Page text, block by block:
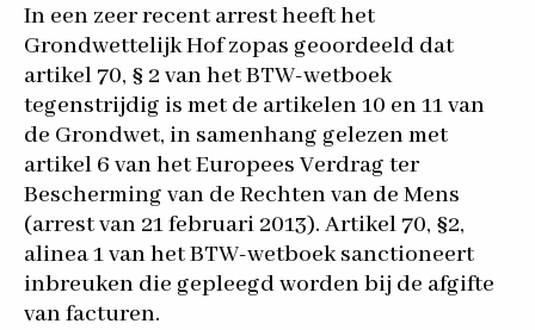
In een zeer recent arrest heeft het
Grondwettelijk Hof zopas geoordeeld dat
artikel 70, § 2 van het BTW-wetboek
tegenstrijdig is met de artikelen 10 en 11 van
de Grondwet, in samenhang gelezen met
artikel 6 van het Europees Verdrag ter
Bescherming van de Rechten van de Mens
(arrest van 21 februari 2013). Artikel 70, §2,
alinea 1 van het BTW-wetboek sanctioneert
inbreuken die gepleegd worden bij de afgifte
van facturen.